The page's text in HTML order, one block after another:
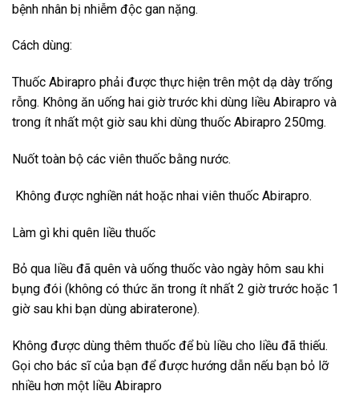
bệnh nhân bị nhiễm độc gan nặng.
Cách dùng:
Thuốc Abirapro phải được thực hiện trên một dạ dày trống
rỗng. Không ăn uống hai giờ trước khi dùng liều Abirapro và
trong ít nhất một giờ sau khi dùng thuốc Abirapro 250mg.
Nuốt toàn bộ các viên thuốc bằng nước.
Không được nghiền nát hoặc nhai viên thuốc Abirapro.
Làm gì khi quên liều thuốc
Bỏ qua liều đã quên và uống thuốc vào ngày hôm sau khi
bụng đói (không có thức ăn trong ít nhất 2 giờ trước hoặc 1
giờ sau khi bạn dùng abiraterone).
Không được dùng thêm thuốc để bù liều cho liều đã thiếu.
Gọi cho bác sĩ của bạn để được hướng dẫn nếu bạn bỏ lỡ
nhiều hơn một liều Abirapro